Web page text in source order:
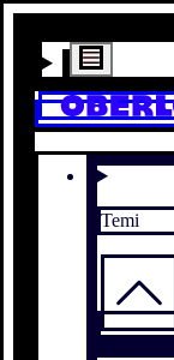
Temi